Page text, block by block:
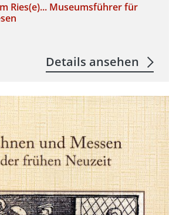
Ries(e)... Museumsführer für
Details ansehen